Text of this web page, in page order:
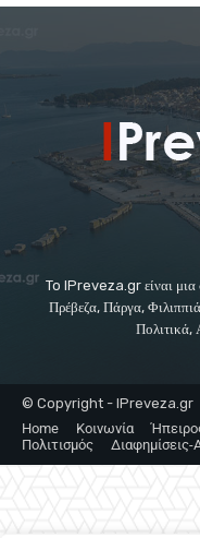
To IPreveza.gr είναι μια
Πρέβεζα, Πάργα,
Πολιτικά,
© Copyright - IPreveza.gr
Home
Κοινωνία
Πολιτισμός
Διαφημίσεις-